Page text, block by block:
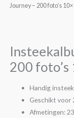
Journey – 200 foto’s
200 foto’s
Handig
Geschikt voor
Afmetingen: